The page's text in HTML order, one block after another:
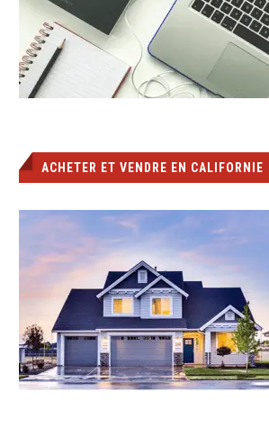
ACHETER ET VENDRE EN CALIFORNIE